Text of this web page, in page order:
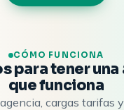
CÓMO FUNCIONA
para tener
que funciona
cargas tarifas